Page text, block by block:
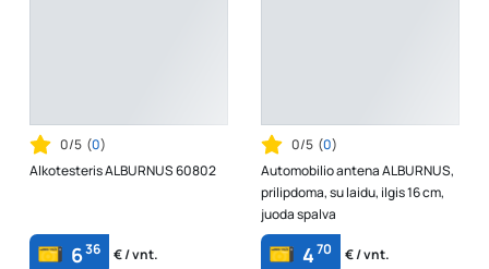
0/5 (0)
Alkotesteris ALBURNUS 60802
636 € / vnt.
0/5 (0)
Automobilio antena ALBURNUS,
prilipdoma, su laidu, ilgis 16 cm,
juoda spalva
470 € / vnt.